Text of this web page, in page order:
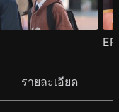
รายละเอียด